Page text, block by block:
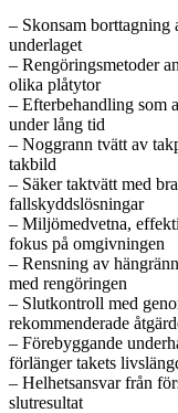
– Skonsam borttagning
underlaget
– Rengöringsmetoder
olika plåtytor
– Efterbehandling som
under lång tid
– Noggrann tvätt av
takbild
– Säker taktvätt med
fallskyddslösningar
– Miljömedvetna,
fokus på omgivningen
– Rensning av
med rengöringen
– Slutkontroll med
rekommenderade
– Förebyggande
förlänger takets
– Helhetsansvar från
slutresultat